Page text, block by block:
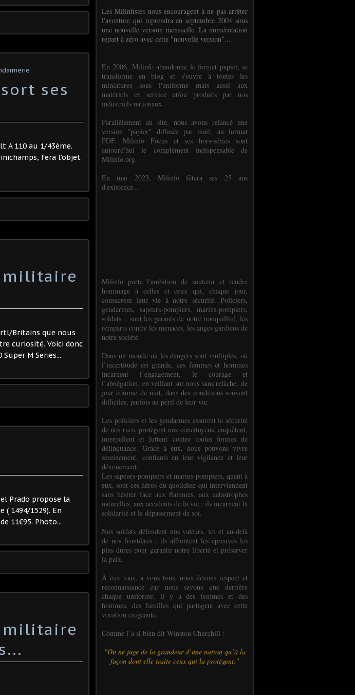
ses
A 110 au 1/43ème.
fera l'objet
militaire
Britains que nous
curiosité. Voici donc
M Series...
Prado propose la
1494/1529). En
11€95. Photo...
militaire
Les Milinfistes nous encouragent à ne pas arrêter
l'aventure qui reprendra en septembre 2004 sous
une nouvelle version mensuelle. La numérotation
repart à zéro avec cette "nouvelle version"...
En 2006, Milinfo abandonne le format papier, se
transforme en blog et s'ouvre à toutes les
miniatures sous l'uniforme mais aussi aux
matériels en service et/ou produits par nos
industriels nationaux.
Parallèlement au site, nous avons relancé une
version "papier" diffusée par mail, au format
PDF. Milinfo Focus et ses hors-séries sont
aujourd'hui le complément indispensable de
Milinfo.org.
En mai 2023, Milinfo fêtera ses 25 ans
d'existence...
Milinfo porte l'ambition de soutenir et rendre
hommage à celles et ceux qui, chaque jour,
consacrent leur vie à notre sécurité. Policiers,
gendarmes, sapeurs-pompiers, marins-pompiers,
soldats... sont les garants de notre tranquillité, les
remparts contre les menaces, les anges gardiens de
notre société.
Dans un monde où les dangers sont multiples, où
l’incertitude est grande, ces femmes et hommes
incarnent l’engagement, le courage et
l’abnégation, en veillant sur nous sans relâche, de
jour comme de nuit, dans des conditions souvent
difficiles, parfois au péril de leur vie.
Les policiers et les gendarmes assurent la sécurité
de nos rues, protègent nos concitoyens, enquêtent,
interpellent et luttent contre toutes formes de
délinquance. Grâce à eux, nous pouvons vivre
sereinement, confiants en leur vigilance et leur
dévouement.
Les sapeurs-pompiers et marins-pompiers, quant à
eux, sont ces héros du quotidien qui interviennent
sans hésiter face aux flammes, aux catastrophes
naturelles, aux accidents de la vie ; ils incarnent la
solidarité et le dépassement de soi.
Nos soldats défendent nos valeurs, ici et au-delà
de nos frontières ; ils affrontent les épreuves les
plus dures pour garantir notre liberté et préserver
la paix.
À eux tous, à vous tous, nous devons respect et
reconnaissance car nous savons que derrière
chaque uniforme, il y a des femmes et des
hommes, des familles qui partagent avec cette
vocation exigeante.
Comme l’a si bien dit Winston Churchill :
"On ne juge de la grandeur d’une nation qu’à la
façon dont elle traite ceux qui la protègent."